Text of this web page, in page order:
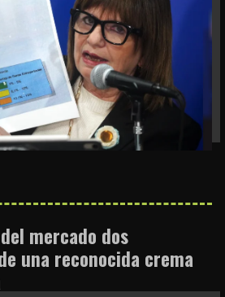
mercado dos
una reconocida crema